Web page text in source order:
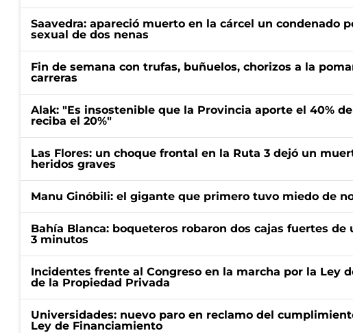
Saavedra: apareció muerto en la cárcel un condenado
sexual de dos nenas
Fin de semana con trufas, buñuelos, chorizos a la
carreras
Alak: "Es insostenible que la Provincia aporte el 40%
reciba el 20%"
Las Flores: un choque frontal en la Ruta 3 dejó un
heridos graves
Manu Ginóbili: el gigante que primero tuvo miedo de
Bahía Blanca: boqueteros robaron dos cajas fuertes de
3 minutos
Incidentes frente al Congreso en la marcha por la Ley
de la Propiedad Privada
Universidades: nuevo paro en reclamo del
Ley de Financiamiento